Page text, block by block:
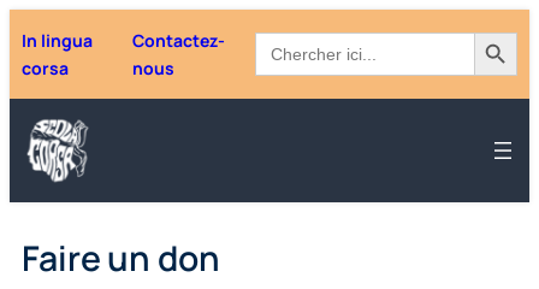
In lingua
corsa
Contactez-
nous
Search
for:
Search Button
Faire un don